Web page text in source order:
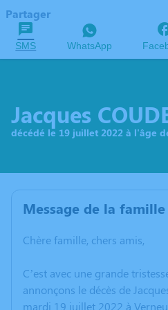
Partager
SMS WhatsApp
Jacques
décédé le 19 juillet 2022 à l'âge
Message de la famille
Chère famille, chers amis,
C’est avec une grande
annonçons le décès de
mardi 19 juillet 2022 à